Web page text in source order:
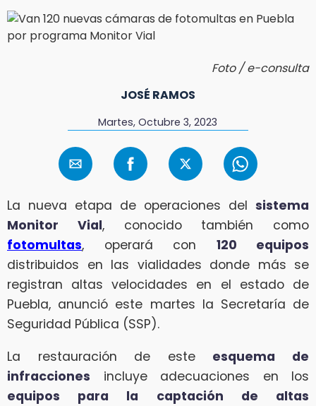
Foto / e-consulta
JOSÉ RAMOS
Martes, Octubre 3, 2023
La nueva etapa de operaciones del sistema
Monitor Vial, conocido también como
fotomultas, operará con 120 equipos
distribuidos en las vialidades donde más se
registran altas velocidades en el estado de
Puebla, anunció este martes la Secretaría de
Seguridad Pública (SSP).
La restauración de este esquema de
infracciones incluye adecuaciones en los
equipos para la captación de altas